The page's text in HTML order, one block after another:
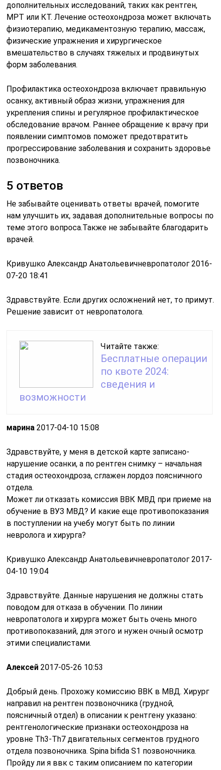
дополнительных исследований, таких как рентген,
МРТ или КТ. Лечение остеохондроза может включать
физиотерапию, медикаментозную терапию, массаж,
физические упражнения и хирургическое
вмешательство в случаях тяжелых и продвинутых
форм заболевания.
Профилактика остеохондроза включает правильную
осанку, активный образ жизни, упражнения для
укрепления спины и регулярное профилактическое
обследование врачом. Раннее обращение к врачу при
появлении симптомов поможет предотвратить
прогрессирование заболевания и сохранить здоровье
позвоночника.
5 ответов
Не забывайте оценивать ответы врачей, помогите
нам улучшить их, задавая дополнительные вопросы по
теме этого вопроса.Также не забывайте благодарить
врачей.
Кривушко Александр Анатольевичневропатолог 2016-
07-20 18:41
Здравствуйте. Если других осложнений нет, то примут.
Решение зависит от невропатолога.
Читайте также:
Бесплатные операции
по квоте 2024:
сведения и
возможности
марина 2017-04-10 15:08
Здравствуйте, у меня в детской карте записано-
нарушение осанки, а по рентген снимку – начальная
стадия остеохондроза, сглажен лордоз поясничного
отдела.
Может ли отказать комиссия ВВК МВД при приеме на
обучение в ВУЗ МВД? И какие еще противопоказания
в поступлении на учебу могут быть по линии
невролога и хирурга?
Кривушко Александр Анатольевичневропатолог 2017-
04-10 19:04
Здравствуйте. Данные нарушения не должны стать
поводом для отказа в обучении. По линии
невропатолога и хирурга может быть очень много
противопоказаний, для этого и нужен очный осмотр
этими специалистами.
Алексей 2017-05-26 10:53
Добрый день. Прохожу комиссию ВВК в МВД. Хирург
направил на рентген позвоночника (грудной,
поясничный отдел) в описании к рентгену указано:
рентгенологические признаки остеохондроза на
уровне Th3-Th7 двигательных сегментов грудного
отдела позвоночника. Spina bifida S1 позвоночника.
Пройду ли я ввк с таким описанием по категории